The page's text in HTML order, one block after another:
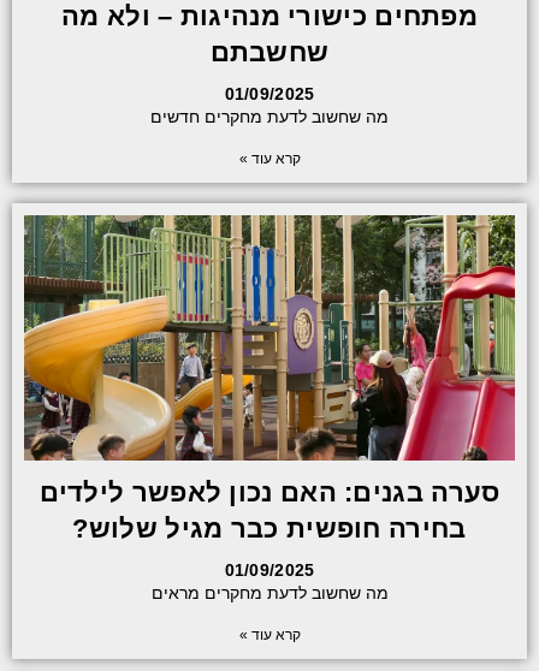
מפתחים כישורי מנהיגות – ולא מה
שחשבתם
01/09/2025
מה שחשוב לדעת מחקרים חדשים
קרא עוד »
סערה בגנים: האם נכון לאפשר לילדים
בחירה חופשית כבר מגיל שלוש?
01/09/2025
מה שחשוב לדעת מחקרים מראים
קרא עוד »